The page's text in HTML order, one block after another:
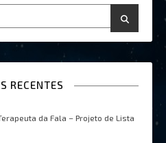
RECENTES
da Fala – Projeto de Lista